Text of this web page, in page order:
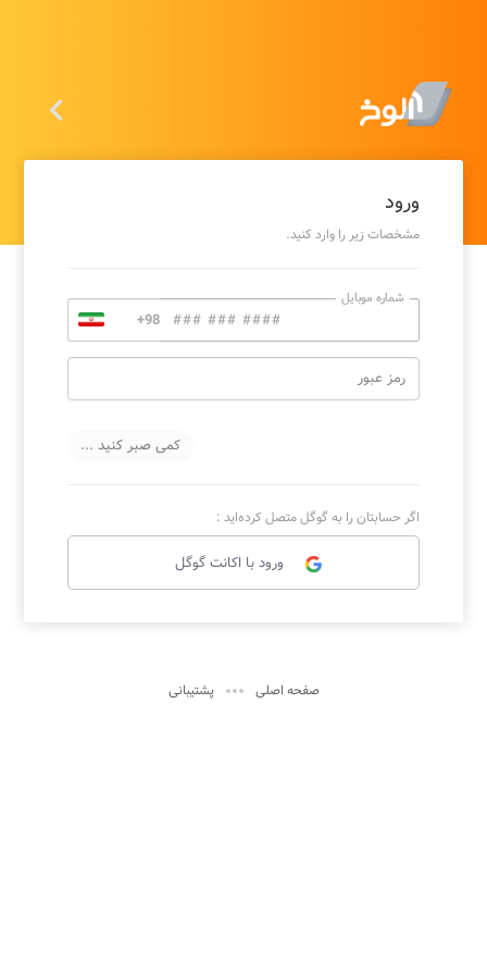

ورود
مشخصات زیر را وارد کنید.
شماره موبایل
رمز عبور
اگر حسابتان را به گوگل متصل کرده‌اید :
ورود با اکانت گوگل
صفحه اصلی  پشتیبانی